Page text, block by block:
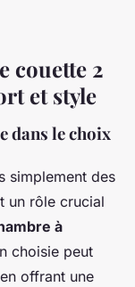
couette 2
et style
dans le choix
simplement des
un rôle crucial
à
choisie peut
offrant une